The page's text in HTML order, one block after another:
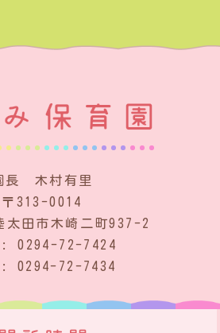
長 木村有里
〒313-0014
太田市木崎二町937-2
: 0294-72-7424
: 0294-72-7434